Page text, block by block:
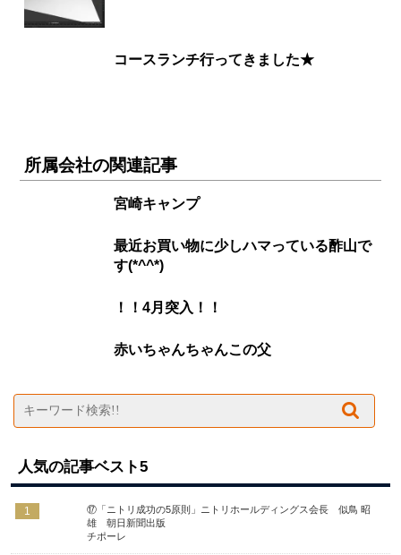
コースランチ行ってきました★
所属会社の関連記事
宮崎キャンプ
最近お買い物に少しハマっている酢山で
す(*^^*)
！！4月突入！！
赤いちゃんちゃんこの父
人気の記事ベスト5
1
⑰「ニトリ成功の5原則」ニトリホールディングス会長 似鳥 昭
雄 朝日新聞出版
チポーレ